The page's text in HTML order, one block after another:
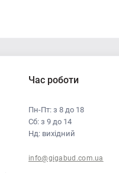
Час роботи
Пн-Пт: з 8 до 18
Сб: з 9 до 14
Нд: вихідний
info@gigabud.com.ua